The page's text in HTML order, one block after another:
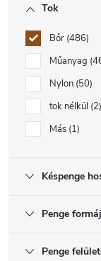
Tok
Bőr 486
Műanyag
Nylon 50
tok nélkül 2
Más 1
Késpenge
Penge
Penge